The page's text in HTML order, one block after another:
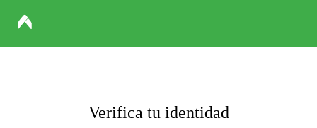
Verifica tu identidad